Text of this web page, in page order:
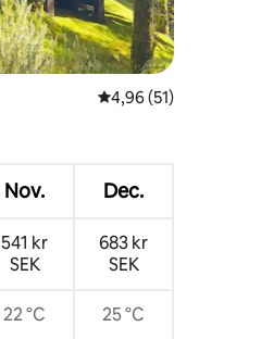
4,96 av 5 i
4,96 (51)
Nov. Dec.
541 kr
SEK
683 kr
SEK
22 °C 25 °C